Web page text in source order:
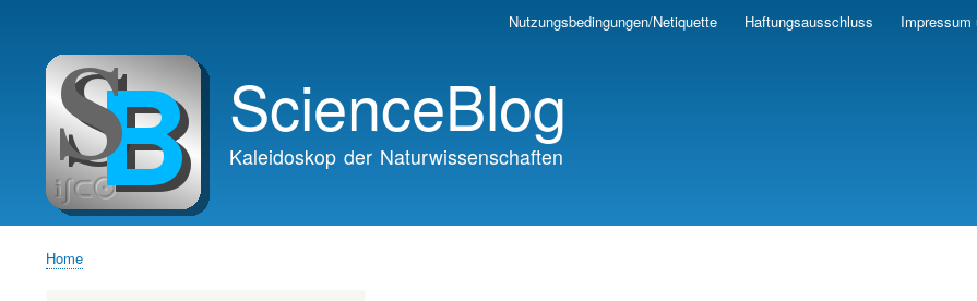
Skip
navigation
Nutzungsbedingungen/Netiquette Haftungsausschluss
ScienceBlog
Kaleidoskop der Naturwissenschaften
Home